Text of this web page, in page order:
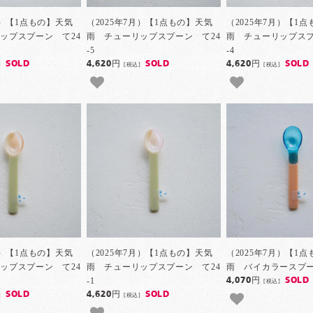
【1点もの】天気
プスプーン て24
SOLD
（2025年7月）【1点もの】天気
雨 チューリップスプーン て24
-5
4,620円[税込] SOLD
（2025年7月）【1点
雨 チューリップス
-4
4,620円[税込] SOLD
【1点もの】天気
プスプーン て24
SOLD
（2025年7月）【1点もの】天気
雨 チューリップスプーン て24
-1
4,620円[税込] SOLD
（2025年7月）【1点
雨 バイカラースプ
4,070円[税込] SOLD